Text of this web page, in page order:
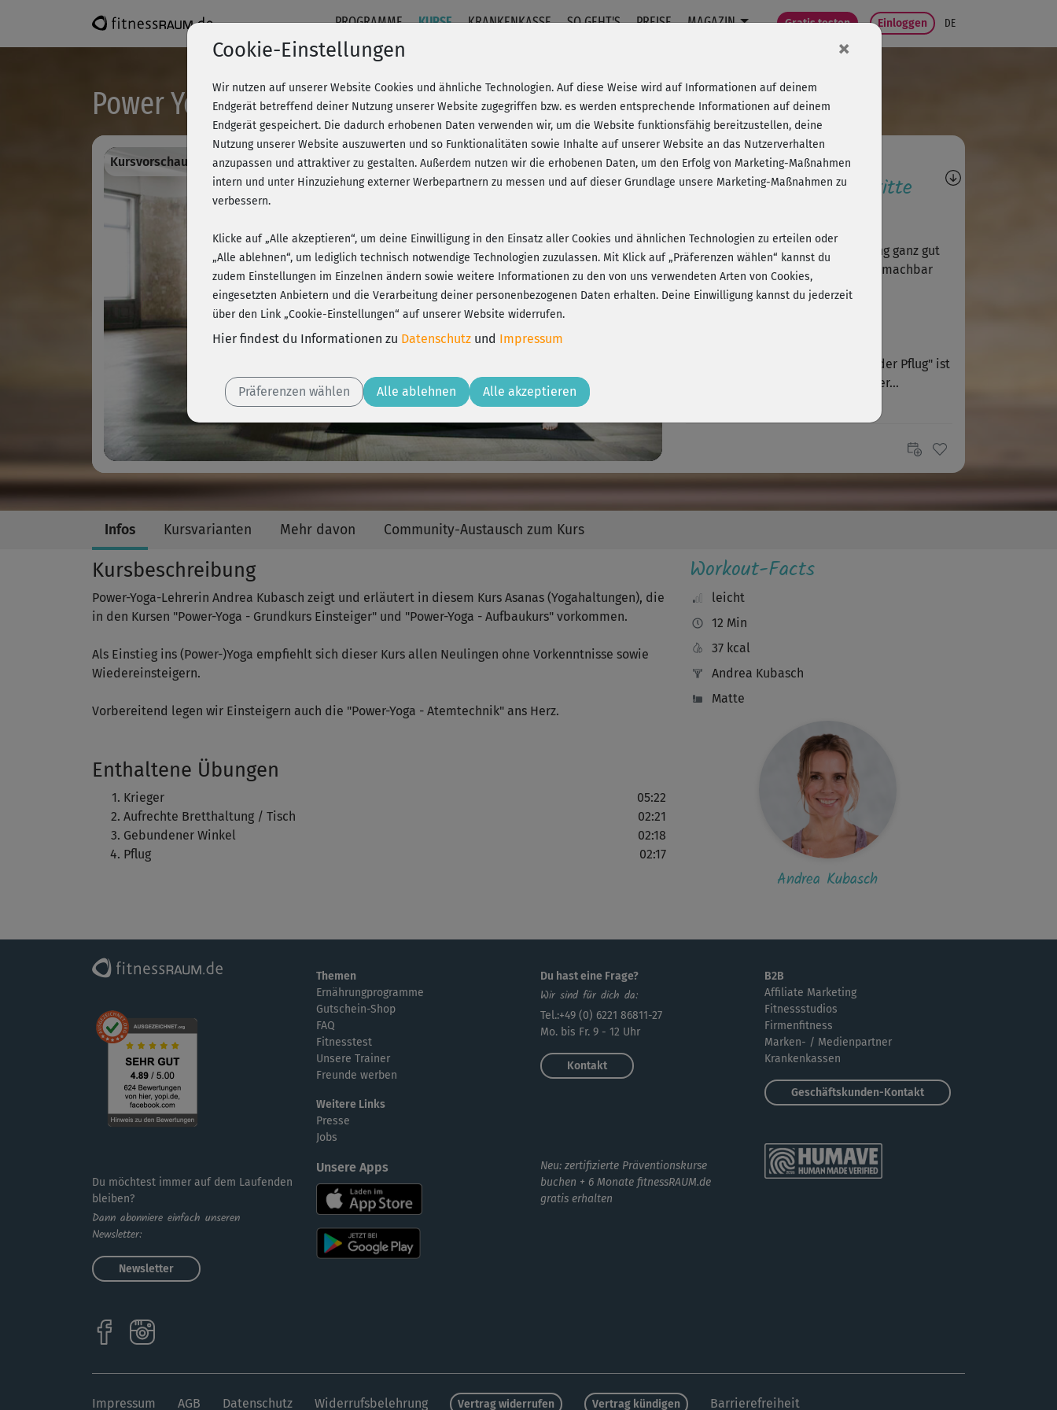
PROGRAMME KURSE KRANKENKASSE SO GEHT'S PREISE MAGAZIN Gratis testen Einloggen DE
Power Yoga - Asana-Erläuterungen
Play
Video
Kursvorschau - Anmelden und alles trainieren! 20% Rabatt + Wunsch-Goodie Fragen, Antworten,
Bewertungen, Fortschritte
Hab das als absoluter Yoga-Neuling ganz gut
hinbekommen, war fordernd aber machbar
und...
Gut und ruhig erklärt, die Übung "der Pflug" ist
aber nichts für Anfänger. Es scheiter...
Infos Kursvarianten Mehr davon Community-Austausch zum Kurs
Kursbeschreibung
Power-Yoga-Lehrerin Andrea Kubasch zeigt und erläutert in diesem Kurs Asanas (Yogahaltungen), die
in den Kursen "Power-Yoga - Grundkurs Einsteiger" und "Power-Yoga - Aufbaukurs" vorkommen.
Als Einstieg ins (Power-)Yoga empfiehlt sich dieser Kurs allen Neulingen ohne Vorkenntnisse sowie
Wiedereinsteigern.
Vorbereitend legen wir Einsteigern auch die "Power-Yoga - Atemtechnik" ans Herz.
Enthaltene Übungen
Krieger
05:22
Aufrechte Bretthaltung / Tisch
02:21
Gebundener Winkel
02:18
Pflug
02:17
Workout-Facts
leicht
12 Min
37 kcal
Andrea Kubasch
Matte
Andrea Kubasch
Du möchtest immer auf dem Laufenden
bleiben?
Dann abonniere einfach unseren
Newsletter:
Newsletter
Themen
Ernährungprogramme
Gutschein-Shop
FAQ
Fitnesstest
Unsere Trainer
Freunde werben
Weitere Links
Presse
Jobs
Unsere Apps
Du hast eine Frage?
Wir sind für dich da:
Tel.:+49 (0) 6221 86811-27
Mo. bis Fr. 9 - 12 Uhr
Kontakt
Neu: zertifizierte Präventionskurse
buchen + 6 Monate fitnessRAUM.de
gratis erhalten
B2B
Affiliate Marketing
Fitnessstudios
Firmenfitness
Marken- / Medienpartner
Krankenkassen
Geschäftskunden-Kontakt
Impressum AGB Datenschutz Widerrufsbelehrung Vertrag widerrufen Vertrag kündigen Barrierefreiheit
Cookie-Einstellungen ×
Wir nutzen auf unserer Website Cookies und ähnliche Technologien. Auf diese Weise wird auf Informationen auf deinem
Endgerät betreffend deiner Nutzung unserer Website zugegriffen bzw. es werden entsprechende Informationen auf deinem
Endgerät gespeichert. Die dadurch erhobenen Daten verwenden wir, um die Website funktionsfähig bereitzustellen, deine
Nutzung unserer Website auszuwerten und so Funktionalitäten sowie Inhalte auf unserer Website an das Nutzerverhalten
anzupassen und attraktiver zu gestalten. Außerdem nutzen wir die erhobenen Daten, um den Erfolg von Marketing-Maßnahmen
intern und unter Hinzuziehung externer Werbepartnern zu messen und auf dieser Grundlage unsere Marketing-Maßnahmen zu
verbessern.
Klicke auf „Alle akzeptieren“, um deine Einwilligung in den Einsatz aller Cookies und ähnlichen Technologien zu erteilen oder
„Alle ablehnen“, um lediglich technisch notwendige Technologien zuzulassen. Mit Klick auf „Präferenzen wählen“ kannst du
zudem Einstellungen im Einzelnen ändern sowie weitere Informationen zu den von uns verwendeten Arten von Cookies,
eingesetzten Anbietern und die Verarbeitung deiner personenbezogenen Daten erhalten. Deine Einwilligung kannst du jederzeit
über den Link „Cookie-Einstellungen“ auf unserer Website widerrufen.
Hier findest du Informationen zu Datenschutz und Impressum
Präferenzen wählen Alle ablehnen Alle akzeptieren